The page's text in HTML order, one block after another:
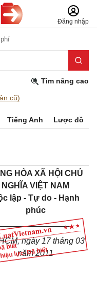
Đăng nhập
Tìm nâng cao
cũ)
Tiếng Anh Lược đồ
biếtlực: Đã biết
HÒA XÃ HỘI CHỦ
NGHĨA VIỆT NAM
lập - Tự do - Hạnh
phúc
________________
ngày 17 tháng 03
năm 2011